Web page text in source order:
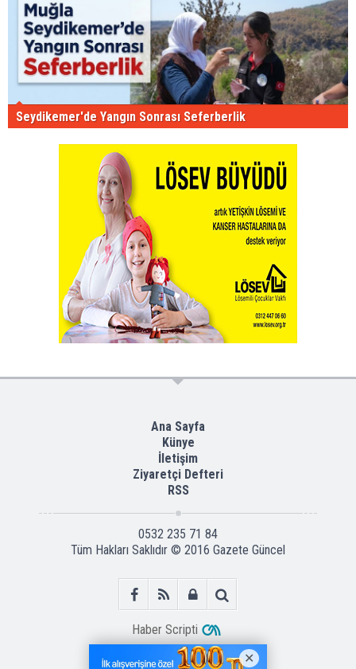
Seydikemer'de Yangın Sonrası Seferberlik
Ana Sayfa
Künye
İletişim
Ziyaretçi Defteri
RSS
0532 235 71 84
Tüm Hakları Saklıdır © 2016 Gazete Güncel
Haber Scripti